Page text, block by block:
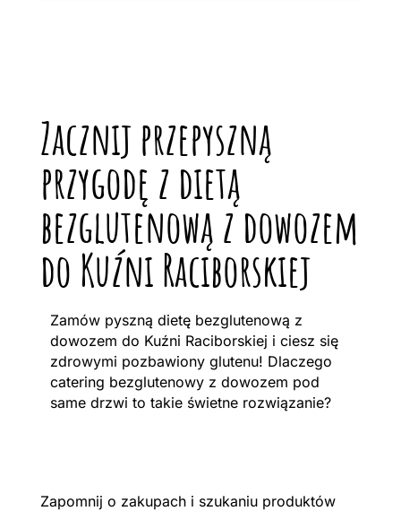
Zacznij przepyszną
przygodę z dietą
bezglutenową z dowozem
do Kuźni Raciborskiej
Zamów pyszną dietę bezglutenową z
dowozem do Kuźni Raciborskiej i ciesz się
zdrowymi pozbawiony glutenu! Dlaczego
catering bezglutenowy z dowozem pod
same drzwi to takie świetne rozwiązanie?
Zapomnij o zakupach i szukaniu produktów